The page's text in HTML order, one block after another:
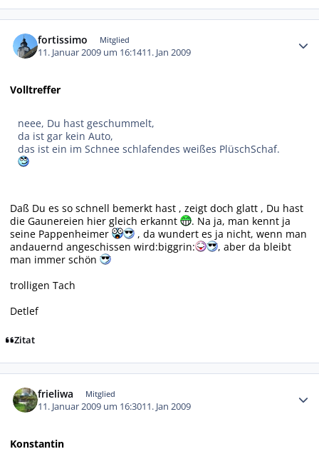
fortissimo Mitglied
11. Januar 2009 um 16:1411. Jan 2009
Volltreffer
neee, Du hast geschummelt,
da ist gar kein Auto,
das ist ein im Schnee schlafendes weißes PlüschSchaf.
Daß Du es so schnell bemerkt hast , zeigt doch glatt , Du hast
die Gaunereien hier gleich erkannt
. Na ja, man kennt ja
seine Pappenheimer
, da wundert es ja nicht, wenn man
andauernd angeschissen wird:biggrin:
, aber da bleibt
man immer schön
trolligen Tach
Detlef
Zitat
frieliwa Mitglied
11. Januar 2009 um 16:3011. Jan 2009
Konstantin